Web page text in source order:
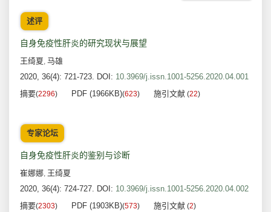
述评
自身免疫性肝炎的研究现状与展望
王绮夏, 马雄
2020, 36(4): 721-723. DOI: 10.3969/j.issn.1001-5256.2020.04.001
摘要(2296) PDF (1966KB)(623) 施引文献 (22)
专家论坛
自身免疫性肝炎的鉴别与诊断
崔娜娜, 王绮夏
2020, 36(4): 724-727. DOI: 10.3969/j.issn.1001-5256.2020.04.002
摘要(2303) PDF (1903KB)(573) 施引文献 (2)